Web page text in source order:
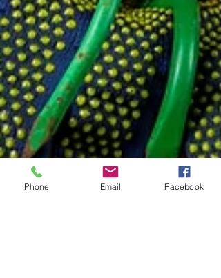
Phone Email Facebook